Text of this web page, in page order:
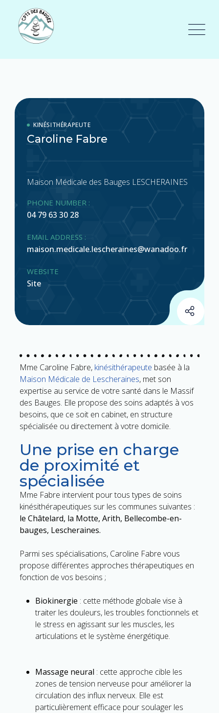
KINÉSITHÉRAPEUTE
Caroline Fabre
Maison Médicale des Bauges LESCHERAINES
PHONE NUMBER :
04 79 63 30 28
EMAIL ADDRESS :
maison.medicale.lescheraines@wanadoo.fr
WEBSITE
Site
Mme Caroline Fabre, kinésithérapeute basée à la
Maison Médicale de Lescheraines, met son
expertise au service de votre santé dans le Massif
des Bauges. Elle propose des soins adaptés à vos
besoins, que ce soit en cabinet, en structure
spécialisée ou directement à votre domicile.
Une prise en charge
de proximité et
spécialisée
Mme Fabre intervient pour tous types de soins
kinésithérapeutiques sur les communes suivantes :
le Châtelard, la Motte, Arith, Bellecombe-en-
bauges, Lescheraines.
Parmi ses spécialisations, Caroline Fabre vous
propose différentes approches thérapeutiques en
fonction de vos besoins ;
Biokinergie : cette méthode globale vise à
traiter les douleurs, les troubles fonctionnels et
le stress en agissant sur les muscles, les
articulations et le système énergétique.
Massage neural : cette approche cible les
zones de tension nerveuse pour améliorer la
circulation des influx nerveux. Elle est
particulièrement efficace pour soulager les